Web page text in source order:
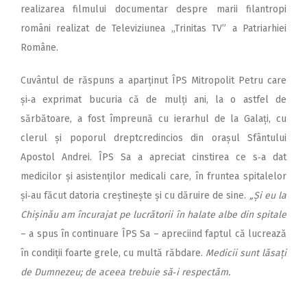
realizarea filmului documentar despre marii filantropi
români realizat de Televiziunea „Trinitas TV” a Patriarhiei
Române.
Cuvântul de răspuns a apar­ținut ÎPS Mitropolit Petru care
și‑a exprimat bucuria că de mulți ani, la o astfel de
sărbătoare, a fost împreună cu ierarhul de la Galați, cu
clerul și poporul dreptcredincios din orașul Sfântului
Apostol Andrei. ÎPS Sa a apreciat cinstirea ce s‑a dat
medicilor și asistenților medicali care, în fruntea spitalelor
și‑au făcut datoria creștinește și cu dăruire de sine. „Și eu la
Chișinău am încurajat pe lucrătorii în halate albe din spitale
– a spus în continuare ÎPS Sa – apreciind faptul că lucrează
în condiții foarte grele, cu multă răbdare. Medicii sunt lăsați
de Dumnezeu; de aceea trebuie să‑i respectăm.